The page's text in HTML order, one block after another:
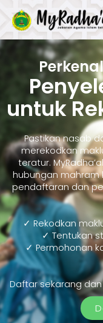
untuk
Pastikan nasab
merekodkan
teratur.
hubungan mahram
pendaftaran dan
✓ Rekodkan
✓ Tentukan
✓ Permohonan
Daftar sekarang